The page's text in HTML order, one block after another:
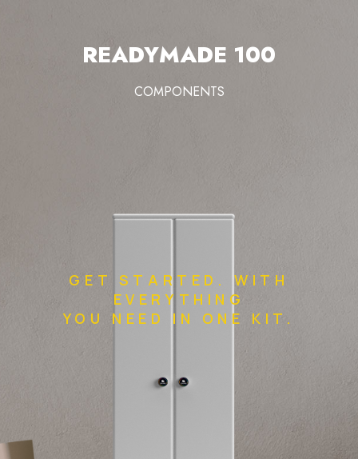
COMPONENTS
READYMADE 100
GET STARTED. WITH
EVERYTHING
YOU NEED IN ONE KIT.